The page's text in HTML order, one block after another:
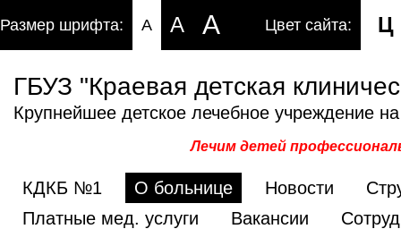
Размер шрифта: A A A Цвет сайта: Ц
ГБУЗ "Краевая детская
Крупнейшее детское лечебное учреждение
Лечим детей
КДКБ №1 О больнице Новости
Платные мед. услуги
Вакансии